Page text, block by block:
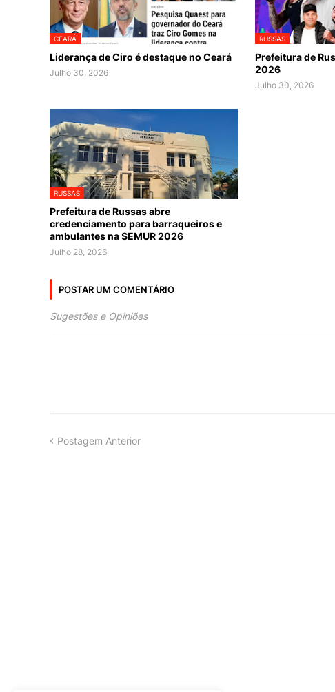
CEARÁ
Liderança de Ciro é destaque no Ceará
Julho 30, 2026
RUSSAS
Prefeitura de
2026
Julho 30, 2026
RUSSAS
Prefeitura de Russas abre
credenciamento para barraqueiros e
ambulantes na SEMUR 2026
Julho 28, 2026
POSTAR UM COMENTÁRIO
Sugestões e Opiniões
Postagem Anterior